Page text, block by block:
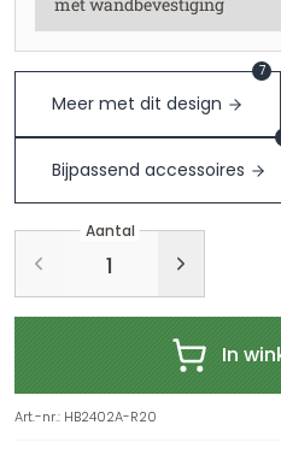
Meer met dit design
7
Bijpassend accessoires
Aantal
In
Art.-nr.: HB2402A-R20